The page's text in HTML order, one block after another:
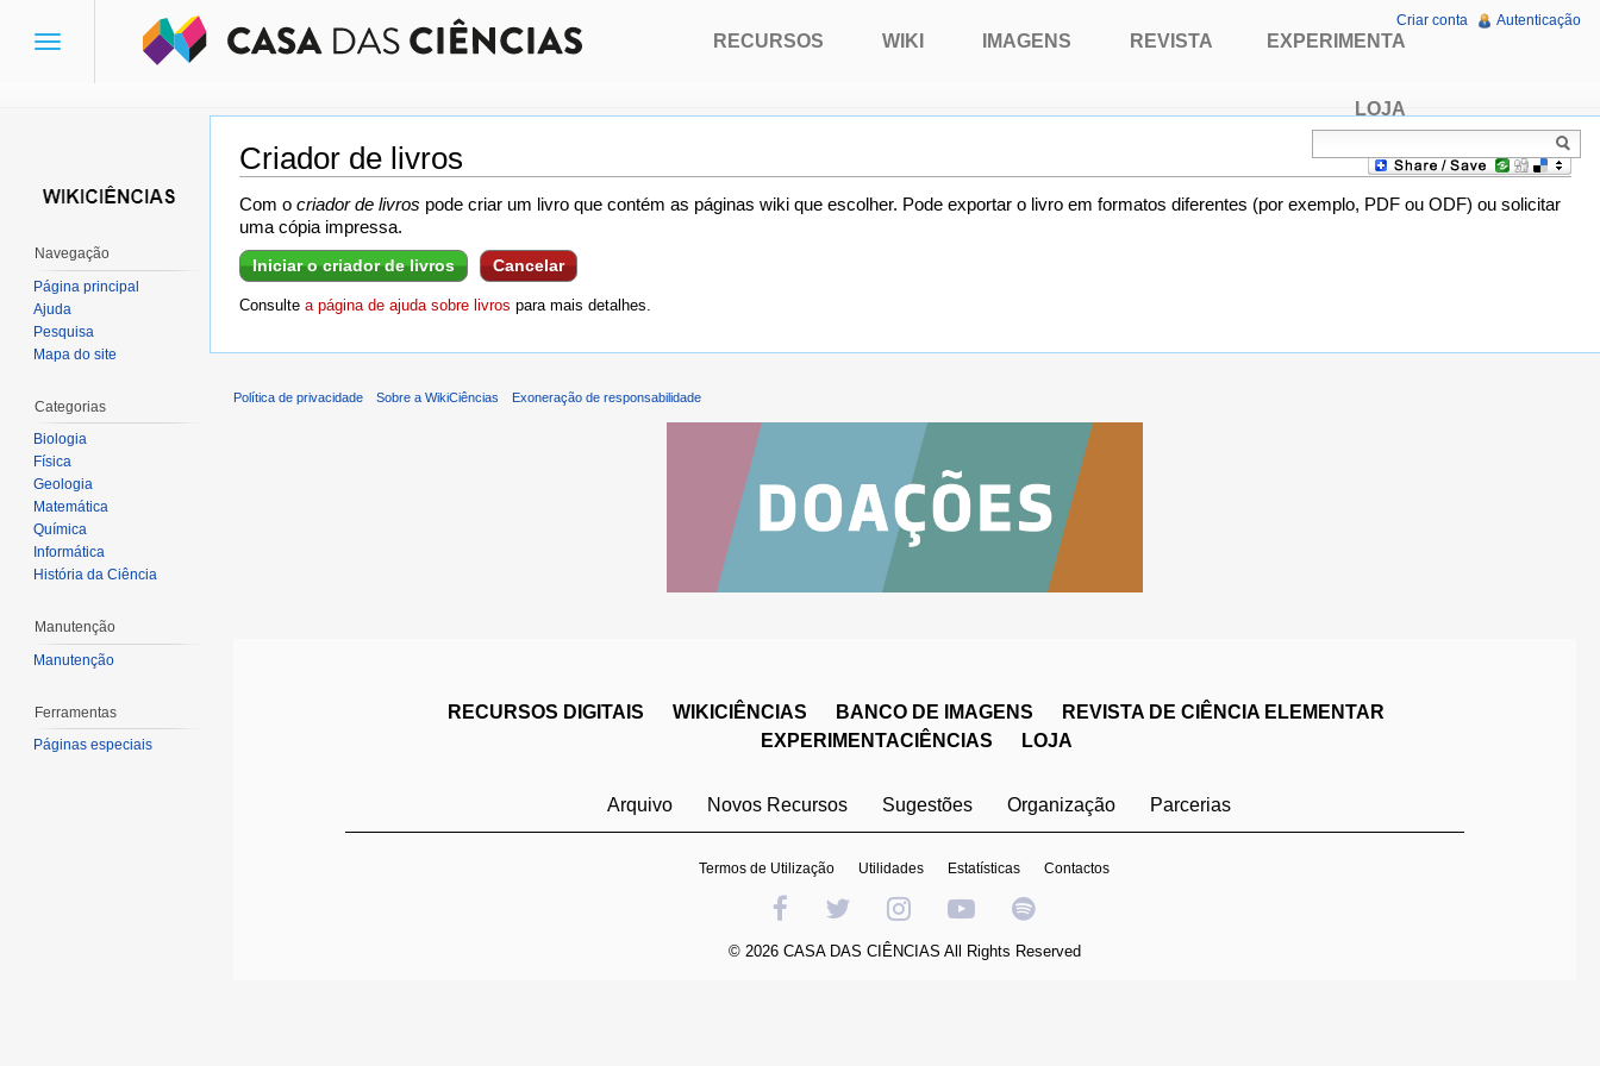
Criador de livros
Ir para:navegação,pesquisa
Com o criador de livros pode criar um livro que contém as páginas wiki que escolher. Pode exportar o livro em formatos diferentes (por exemplo, PDF ou ODF) ou solicitar
uma cópia impressa.
Iniciar o criador de livros Cancelar
Consulte a página de ajuda sobre livros para mais detalhes.
Toggle
RECURSOS WIKI IMAGENS REVISTA EXPERIMENTA
LOJA
Criar conta Autenticação
Navegação
Página principal
Ajuda
Pesquisa
Mapa do site
Categorias
Biologia
Física
Geologia
Matemática
Química
Informática
História da Ciência
Manutenção
Manutenção
Ferramentas
Páginas especiais
Política de privacidade Sobre a WikiCiências Exoneração de responsabilidade
RECURSOS DIGITAIS WIKICIÊNCIAS BANCO DE IMAGENS
REVISTA DE CIÊNCIA ELEMENTAR
EXPERIMENTACIÊNCIAS
LOJA
Arquivo Novos Recursos Sugestões Organização Parcerias
Termos de Utilização Utilidades Estatísticas Contactos
© 2026 CASA DAS CIÊNCIAS All Rights Reserved